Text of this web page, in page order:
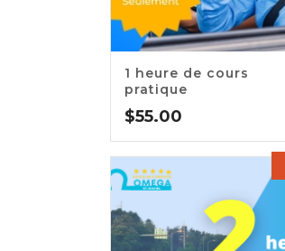
1 heure de cours
pratique
$55.00